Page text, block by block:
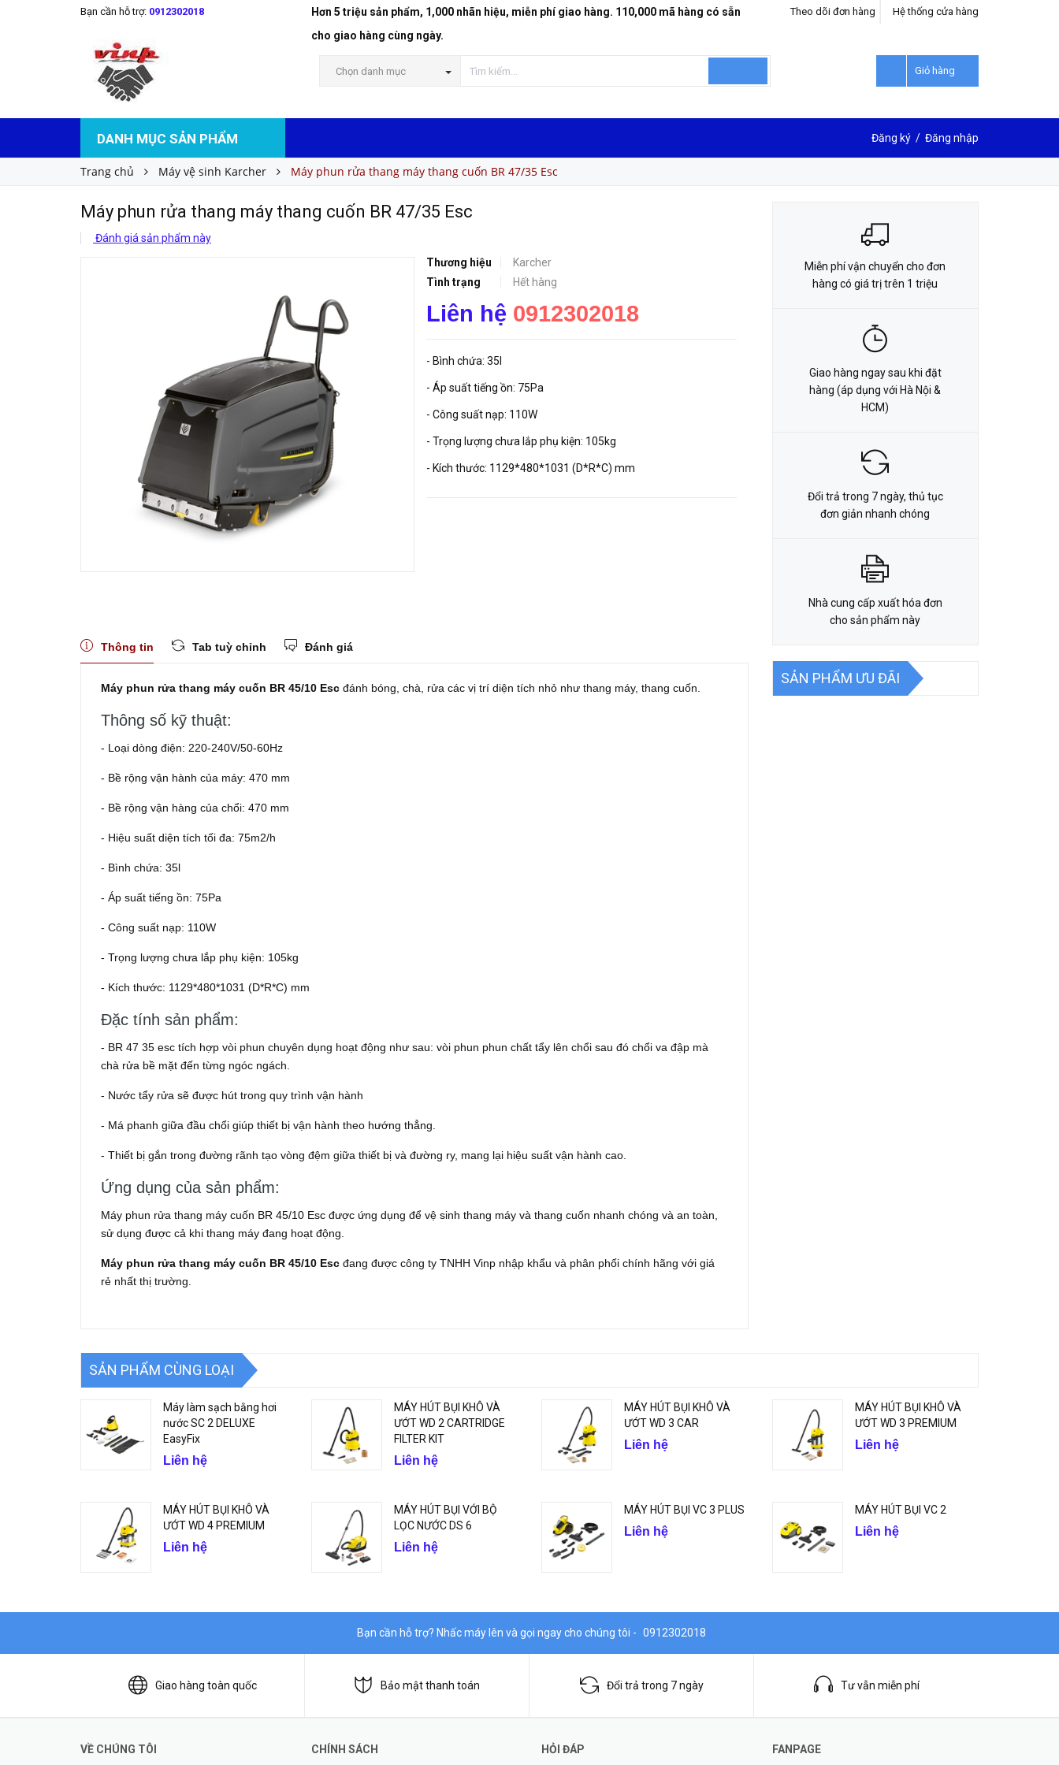
Bạn cần hỗ trợ: 0912302018
Hơn 5 triệu sản phẩm, 1,000 nhãn hiệu, miễn phí giao hàng. 110,000 mã hàng có sẵn
cho giao hàng cùng ngày.
Hệ thống cửa hàng
Theo dõi đơn hàng
Chọn danh mục Giỏ hàng
DANH MỤC SẢN PHẨM Đăng ký / Đăng nhập
Trang chủ Máy vệ sinh Karcher Máy phun rửa thang máy thang cuốn BR 47/35 Esc
Máy phun rửa thang máy thang cuốn BR 47/35 Esc
Đánh giá sản phẩm này
Thương hiệu
Karcher
Tình trạng
Hết hàng
Liên hệ 0912302018
- Bình chứa: 35l
- Áp suất tiếng ồn: 75Pa
- Công suất nạp: 110W
- Trọng lượng chưa lắp phụ kiện: 105kg
- Kích thước: 1129*480*1031 (D*R*C) mm
Máy phun rửa thang máy thang cuốn BR 47/35 Esc LIÊN HỆ ĐẶT HÀNG
Thông tin Tab tuỳ chỉnh Đánh giá
Máy phun rửa thang máy cuốn BR 45/10 Esc đánh bóng, chà, rửa các vị trí diện tích nhỏ như thang máy, thang cuốn.
Thông số kỹ thuật:
- Loại dòng điện: 220-240V/50-60Hz
- Bề rộng vận hành của máy: 470 mm
- Bề rộng vận hàng của chổi: 470 mm
- Hiệu suất diện tích tối đa: 75m2/h
- Bình chứa: 35l
- Áp suất tiếng ồn: 75Pa
- Công suất nạp: 110W
- Trọng lượng chưa lắp phụ kiện: 105kg
- Kích thước: 1129*480*1031 (D*R*C) mm
Đặc tính sản phẩm:
- BR 47 35 esc tích hợp vòi phun chuyên dụng hoạt động như sau: vòi phun phun chất tẩy lên chổi sau đó chổi va đập mà
chà rửa bề mặt đến từng ngóc ngách.
- Nước tẩy rửa sẽ được hút trong quy trình vận hành
- Má phanh giữa đầu chổi giúp thiết bị vận hành theo hướng thẳng.
- Thiết bị gắn trong đường rãnh tạo vòng đệm giữa thiết bị và đường ry, mang lại hiệu suất vận hành cao.
Ứng dụng của sản phẩm:
Máy phun rửa thang máy cuốn BR 45/10 Esc được ứng dụng để vệ sinh thang máy và thang cuốn nhanh chóng và an toàn,
sử dụng được cả khi thang máy đang hoạt động.
Máy phun rửa thang máy cuốn BR 45/10 Esc đang được công ty TNHH Vinp nhập khẩu và phân phối chính hãng với giá
rẻ nhất thị trường.
Miễn phí vận chuyển cho đơn
hàng có giá trị trên 1 triệu
Giao hàng ngay sau khi đặt
hàng (áp dụng với Hà Nội &
HCM)
Đổi trả trong 7 ngày, thủ tục
đơn giản nhanh chóng
Nhà cung cấp xuất hóa đơn
cho sản phẩm này
SẢN PHẨM ƯU ĐÃI
SẢN PHẨM CÙNG LOẠI
Máy làm sạch bằng hơi
nước SC 2 DELUXE
EasyFix
Liên hệ
MÁY HÚT BỤI KHÔ VÀ
ƯỚT WD 2 CARTRIDGE
FILTER KIT
Liên hệ
MÁY HÚT BỤI KHÔ VÀ
ƯỚT WD 3 CAR
Liên hệ
MÁY HÚT BỤI KHÔ VÀ
ƯỚT WD 3 PREMIUM
Liên hệ
MÁY HÚT BỤI KHÔ VÀ
ƯỚT WD 4 PREMIUM
Liên hệ
MÁY HÚT BỤI VỚI BỘ
LỌC NƯỚC DS 6
Liên hệ
MÁY HÚT BỤI VC 3 PLUS
Liên hệ
MÁY HÚT BỤI VC 2
Liên hệ
Bạn cần hỗ trợ? Nhấc máy lên và gọi ngay cho chúng tôi - 0912302018
Giao hàng toàn quốc Bảo mật thanh toán Đổi trả trong 7 ngày Tư vẫn miễn phí
VỀ CHÚNG TÔI CHÍNH SÁCH HỎI ĐÁP FANPAGE